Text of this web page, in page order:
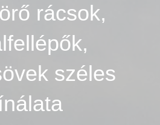
rácsok,
széles